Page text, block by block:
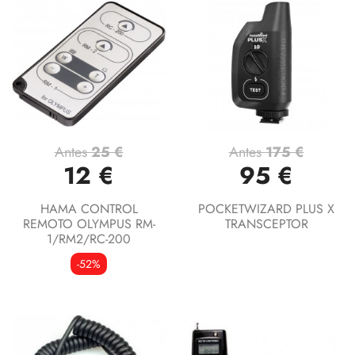
Antes25 €
12 €
HAMA CONTROL
REMOTO OLYMPUS RM-
1/RM2/RC-200
-52%
Antes175 €
95 €
POCKETWIZARD PLUS X
TRANSCEPTOR